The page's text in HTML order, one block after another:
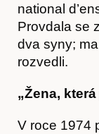
national
Provdala se
dva syny;
rozvedli.
„Žena, která
V roce 1974